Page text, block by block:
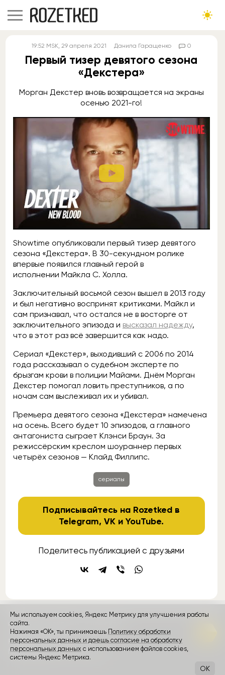
19:52 MSK, 29 апреля 2021 Данила Гаращенко 0
Первый тизер девятого сезона
«Декстера»
Морган Декстер вновь возвращается на экраны
осенью 2021-го!
Showtime опубликовали первый тизер девятого
сезона «Декстера». В 30-секундном ролике
впервые появился главный герой в
исполнении Майкла С. Холла.
Заключительный восьмой сезон вышел в 2013 году
и был негативно воспринят критиками. Майкл и
сам признавал, что остался не в восторге от
заключительного эпизода и высказал надежду,
что в этот раз всё завершится как надо.
Сериал «Декстер», выходивший с 2006 по 2014
года рассказывал о судебном эксперте по
брызгам крови в полиции Майами. Днём Морган
Декстер помогал ловить преступников, а по
ночам сам выслеживал их и убивал.
Премьера девятого сезона «Декстера» намечена
на осень. Всего будет 10 эпизодов, а главного
антагониста сыграет Клэнси Браун. За
режиссёрским креслом шоураннер первых
четырёх сезонов — Клайд Филлипс.
сериалы
Подписывайтесь на Rozetked в
Telegram,VK иYouTube.
Поделитесь публикацией с друзьями
контакты
Rozetked © 2026
Пользовательское соглашение
Мы используем cookies, Яндекс Метрику для улучшения работы
сайта.
Нажимая «ОК», ты принимаешь Политику обработки
персональных данных и даешь согласие на обработку
персональных данных с использованием файлов cookies,
системы Яндекс Метрика.
OK